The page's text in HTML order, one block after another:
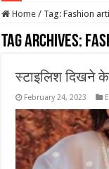
Home / Tag:Fashion
Tag Archives:
स्टाइलिश दिखने
February 24, 2023